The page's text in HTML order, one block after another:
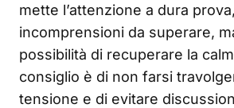
mette l’attenzione a dura
incomprensioni da superare,
possibilità di recuperare la
consiglio è di non farsi
tensione e di evitare